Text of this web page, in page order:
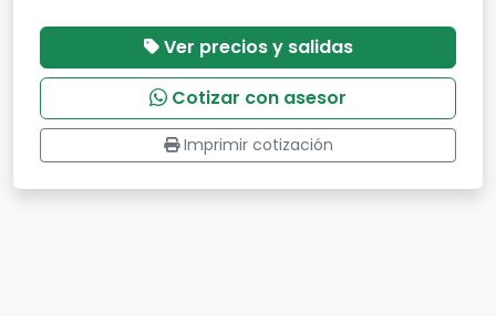
Ver precios y salidas
Cotizar con asesor
Imprimir cotización